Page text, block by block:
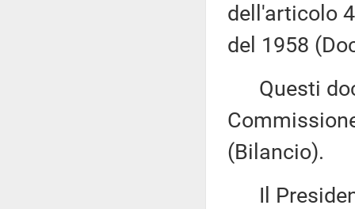
dell'articolo
del 1958
Questi
(Bilancio).
Il